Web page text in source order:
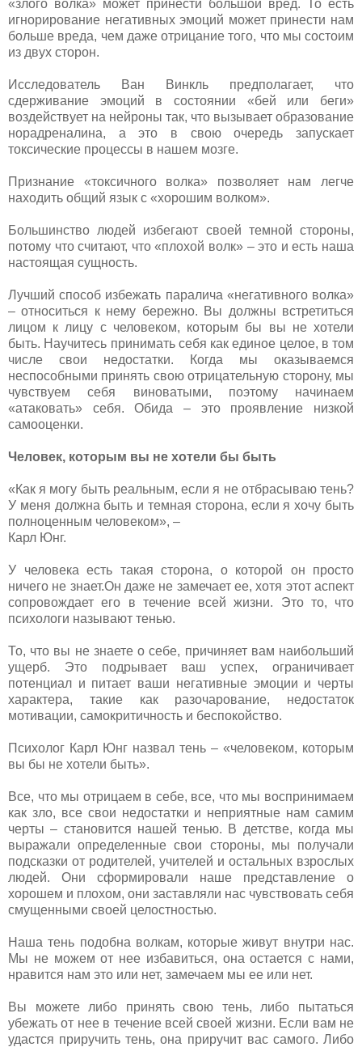
«злого волка» может принести большой вред. То есть
игнорирование негативных эмоций может принести нам
больше вреда, чем даже отрицание того, что мы состоим
из двух сторон.
Исследователь Ван Винкль предполагает, что
сдерживание эмоций в состоянии «бей или беги»
воздействует на нейроны так, что вызывает образование
норадреналина, а это в свою очередь запускает
токсические процессы в нашем мозге.
Признание «токсичного волка» позволяет нам легче
находить общий язык с «хорошим волком».
Большинство людей избегают своей темной стороны,
потому что считают, что «плохой волк» – это и есть наша
настоящая сущность.
Лучший способ избежать паралича «негативного волка»
– относиться к нему бережно. Вы должны встретиться
лицом к лицу с человеком, которым бы вы не хотели
быть. Научитесь принимать себя как единое целое, в том
числе свои недостатки. Когда мы оказываемся
неспособными принять свою отрицательную сторону, мы
чувствуем себя виноватыми, поэтому начинаем
«атаковать» себя. Обида – это проявление низкой
самооценки.
Человек, которым вы не хотели бы быть
«Как я могу быть реальным, если я не отбрасываю тень?
У меня должна быть и темная сторона, если я хочу быть
полноценным человеком», –
Карл Юнг.
У человека есть такая сторона, о которой он просто
ничего не знает.Он даже не замечает ее, хотя этот аспект
сопровождает его в течение всей жизни. Это то, что
психологи называют тенью.
То, что вы не знаете о себе, причиняет вам наибольший
ущерб. Это подрывает ваш успех, ограничивает
потенциал и питает ваши негативные эмоции и черты
характера, такие как разочарование, недостаток
мотивации, самокритичность и беспокойство.
Психолог Карл Юнг назвал тень – «человеком, которым
вы бы не хотели быть».
Все, что мы отрицаем в себе, все, что мы воспринимаем
как зло, все свои недостатки и неприятные нам самим
черты – становится нашей тенью. В детстве, когда мы
выражали определенные свои стороны, мы получали
подсказки от родителей, учителей и остальных взрослых
людей. Они сформировали наше представление о
хорошем и плохом, они заставляли нас чувствовать себя
смущенными своей целостностью.
Наша тень подобна волкам, которые живут внутри нас.
Мы не можем от нее избавиться, она остается с нами,
нравится нам это или нет, замечаем мы ее или нет.
Вы можете либо принять свою тень, либо пытаться
убежать от нее в течение всей своей жизни. Если вам не
удастся приручить тень, она приручит вас самого. Либо